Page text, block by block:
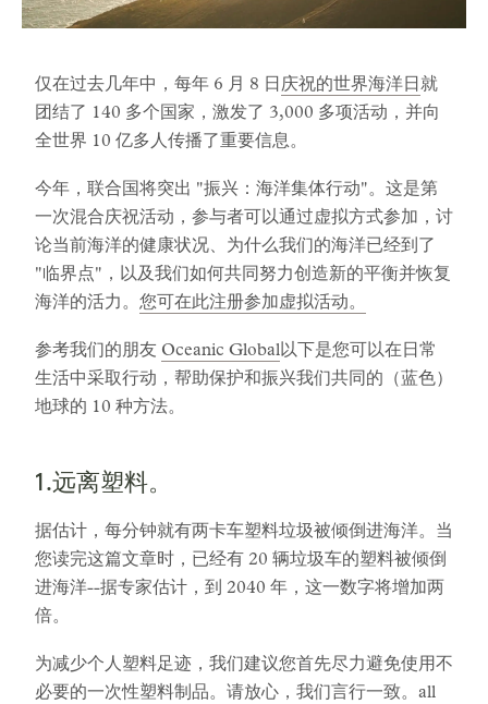
仅在过去几年中，每年 6 月 8 日 庆祝的世界海洋日 就
团结了 140 多个国家，激发了 3,000 多项活动，并向
全世界 10 亿多人传播了重要信息。
今年，联合国将突出 "振兴：海洋集体行动"。这是第
一次混合庆祝活动，参与者可以通过虚拟方式参加，讨
论当前海洋的健康状况、为什么我们的海洋已经到了
"临界点"，以及我们如何共同努力创造新的平衡并恢复
海洋的活力。 您可在此注册参加虚拟活动。
参考我们的朋友 Oceanic Global以下是您可以在日常
生活中采取行动，帮助保护和振兴我们共同的（蓝色）
地球的 10 种方法。
1.远离塑料。
据估计，每分钟就有两卡车塑料垃圾被倾倒进海洋。当
您读完这篇文章时，已经有 20 辆垃圾车的塑料被倾倒
进海洋--据专家估计，到 2040 年，这一数字将增加两
倍。
为减少个人塑料足迹，我们建议您首先尽力避免使用不
必要的一次性塑料制品。请放心，我们言行一致。all